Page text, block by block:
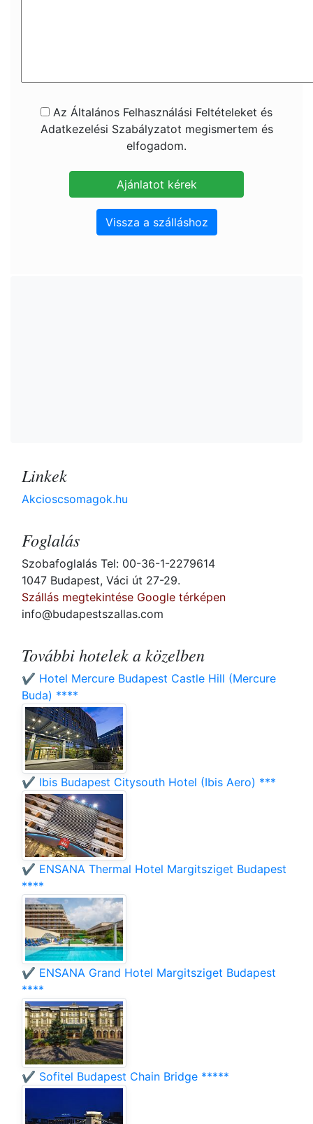
Az Általános Felhasználási Feltételeket és
Adatkezelési Szabályzatot megismertem és
elfogadom.
Vissza a szálláshoz
Linkek
Akcioscsomagok.hu
Foglalás
Szobafoglalás Tel: 00-36-1-2279614
1047 Budapest, Váci út 27-29.
Szállás megtekintése Google térképen
info@budapestszallas.com
További hotelek a közelben
✔️ Hotel Mercure Budapest Castle Hill (Mercure
Buda) ****
✔️ Ibis Budapest Citysouth Hotel (Ibis Aero) ***
✔️ ENSANA Thermal Hotel Margitsziget Budapest
****
✔️ ENSANA Grand Hotel Margitsziget Budapest
****
✔️ Sofitel Budapest Chain Bridge *****